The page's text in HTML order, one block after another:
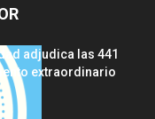
adjudica las 441
extraordinario